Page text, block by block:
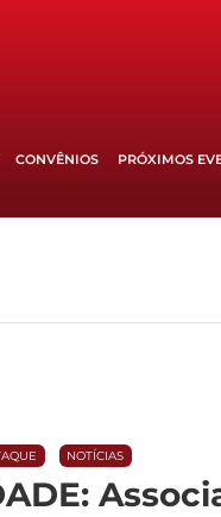
CONVÊNIOS PRÓXIMOS
NOTÍCIAS